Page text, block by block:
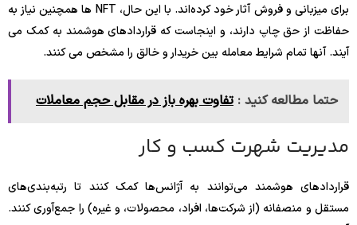
برای میزبانی و فروش آثار خود کرده‌اند. با این حال، NFT ها همچنین نیاز به
حفاظت از حق چاپ دارند، و اینجاست که قراردادهای هوشمند به کمک می
آیند. آنها تمام شرایط معامله بین خریدار و خالق را مشخص می کنند.
حتما مطالعه کنید : تفاوت بهره باز در مقابل حجم معاملات
مدیریت شهرت کسب و کار
قراردادهای هوشمند می‌توانند به آژانس‌ها کمک کنند تا رتبه‌بندی‌های
مستقل و منصفانه (از شرکت‌ها، افراد، محصولات، و غیره) را جمع‌آوری کنند.